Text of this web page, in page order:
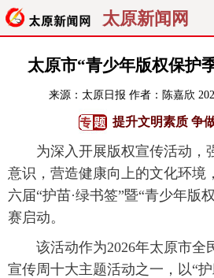
太原新闻网
首页 聚焦
经济 关注
旅游 理财
看天下
太原日报 太原晚报
太原市“青少年版权保护
来源： 太原日报 作者：陈嘉欣
提升文明素质 争
为深入开展版权宣传活动，
意识，营造健康向上的文化环境
六届“护苗·绿书签”暨“青少年版
赛启动。
该活动作为2026年太原市全
宣传周十大主题活动之一，以“